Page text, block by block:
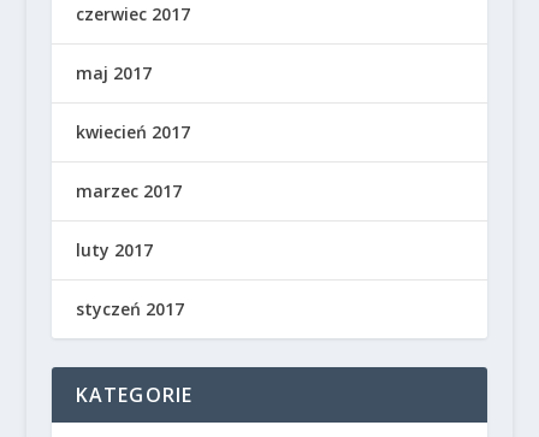
czerwiec 2017
maj 2017
kwiecień 2017
marzec 2017
luty 2017
styczeń 2017
KATEGORIE